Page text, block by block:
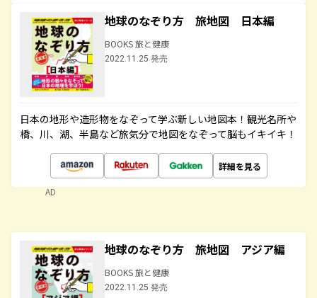
地球のなぞり方 旅地図 日本編
BOOKS 旅と健康
2022.11.25 発売
日本の地形や造形物をなぞって学ぶ新しい地図本！観光名所や
橋、川、湖、半島など旅気分で地図をなぞって脳もイキイキ！
詳細を見る
AD
地球のなぞり方 旅地図 アジア編
BOOKS 旅と健康
2022.11.25 発売